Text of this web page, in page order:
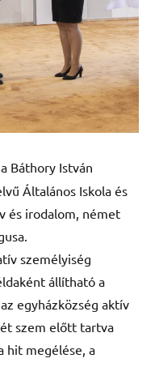
Báthory István
Általános Iskola és
és irodalom, német
személyiség
állítható a
egyházközség aktív
szem előtt tartva
hit megélése, a